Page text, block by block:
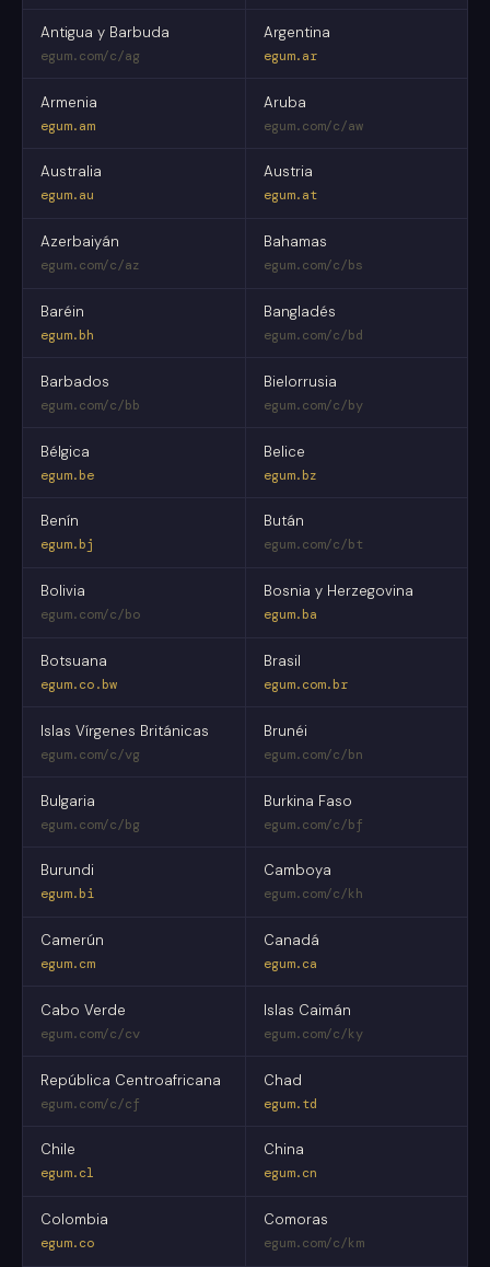
Antigua y Barbuda
egum.com/c/ag
Argentina
egum.ar
Armenia
egum.am
Aruba
egum.com/c/aw
Australia
egum.au
Austria
egum.at
Azerbaiyán
egum.com/c/az
Bahamas
egum.com/c/bs
Baréin
egum.bh
Bangladés
egum.com/c/bd
Barbados
egum.com/c/bb
Bielorrusia
egum.com/c/by
Bélgica
egum.be
Belice
egum.bz
Benín
egum.bj
Bután
egum.com/c/bt
Bolivia
egum.com/c/bo
Bosnia y Herzegovina
egum.ba
Botsuana
egum.co.bw
Brasil
egum.com.br
Islas Vírgenes Británicas
egum.com/c/vg
Brunéi
egum.com/c/bn
Bulgaria
egum.com/c/bg
Burkina Faso
egum.com/c/bf
Burundi
egum.bi
Camboya
egum.com/c/kh
Camerún
egum.cm
Canadá
egum.ca
Cabo Verde
egum.com/c/cv
Islas Caimán
egum.com/c/ky
República Centroafricana
egum.com/c/cf
Chad
egum.td
Chile
egum.cl
China
egum.cn
Colombia
egum.co
Comoras
egum.com/c/km